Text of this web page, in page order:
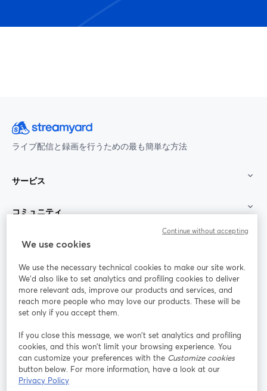
ライブ配信と録画を行うための最も簡単な方法
サービス
コミュニティ
StreamYard：
参加する
ライ
ンセ
ミナ
ー
Facebook
新しいタブで開く(Twitter)
YouTube
Instagram
新しいタブで開く
LinkedIn
新しいタブで開く
We use cookies
We use the necessary technical cookies to make our site work.
We'd also like to set analytics and profiling cookies to deliver
more relevant ads, improve our products and services, and
reach more people who may love our products. These will be
set only if you accept them.
If you close this message, we won’t set analytics and profiling
cookies, and this won’t limit your browsing experience. You
can customize your preferences with the Customize cookies
button below. For more information, have a look at our
Privacy Policy
Continue without accepting